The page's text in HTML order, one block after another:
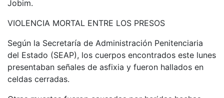
Jobim.
VIOLENCIA MORTAL ENTRE LOS PRESOS
Según la Secretaría de Administración Penitenciaria
del Estado (SEAP), los cuerpos encontrados este lunes
presentaban señales de asfixia y fueron hallados en
celdas cerradas.